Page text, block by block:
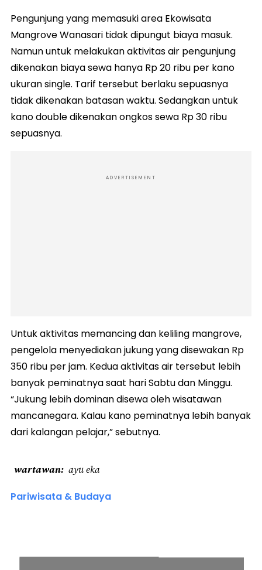
Pengunjung yang memasuki area Ekowisata
Mangrove Wanasari tidak dipungut biaya masuk.
Namun untuk melakukan aktivitas air pengunjung
dikenakan biaya sewa hanya Rp 20 ribu per kano
ukuran single. Tarif tersebut berlaku sepuasnya
tidak dikenakan batasan waktu. Sedangkan untuk
kano double dikenakan ongkos sewa Rp 30 ribu
sepuasnya.
ADVERTISEMENT
Untuk aktivitas memancing dan keliling mangrove,
pengelola menyediakan jukung yang disewakan Rp
350 ribu per jam. Kedua aktivitas air tersebut lebih
banyak peminatnya saat hari Sabtu dan Minggu.
“Jukung lebih dominan disewa oleh wisatawan
mancanegara. Kalau kano peminatnya lebih banyak
dari kalangan pelajar,” sebutnya.
wartawan ayu eka
Pariwisata & Budaya